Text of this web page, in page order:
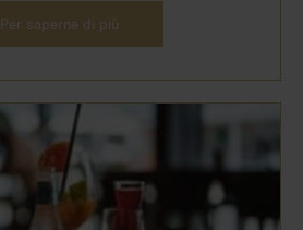
Per saperne di più